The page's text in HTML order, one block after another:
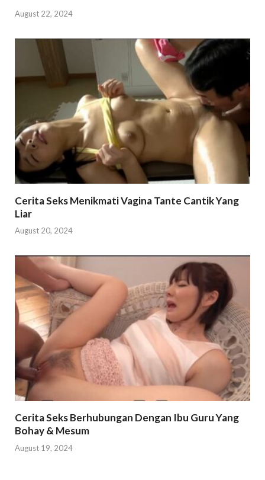
August 22, 2024
Cerita Seks Menikmati Vagina Tante Cantik Yang
Liar
August 20, 2024
Cerita Seks Berhubungan Dengan Ibu Guru Yang
Bohay & Mesum
August 19, 2024